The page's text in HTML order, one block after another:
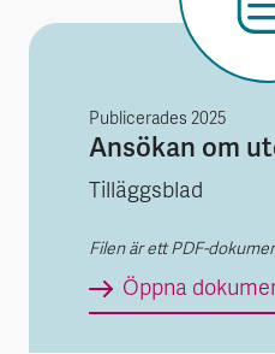
Publicerades 2025
Ansökan om
Tilläggsblad
Filen är ett PDF-
Öppna